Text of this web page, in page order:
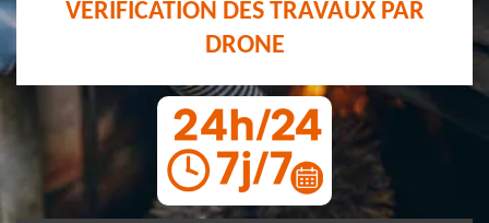
VÉRIFICATION DES TRAVAUX PAR
DRONE